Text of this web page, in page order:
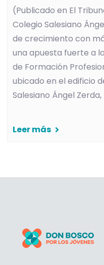
(Publicado en El
Colegio Salesiano
de crecimiento con
una apuesta fuerte a
de Formación
ubicado en el edificio
Salesiano Ángel Zerda,
Leer más